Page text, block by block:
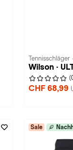
Tennisschläger
Wilson ·
CHF 68,99
Sale